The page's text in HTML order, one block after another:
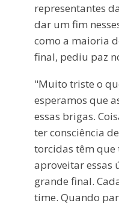
representantes
dar um fim
como a maioria
final, pediu paz
"Muito triste o
esperamos que
essas brigas.
ter consciência
torcidas têm que
aproveitar essas
grande final.
time. Quando